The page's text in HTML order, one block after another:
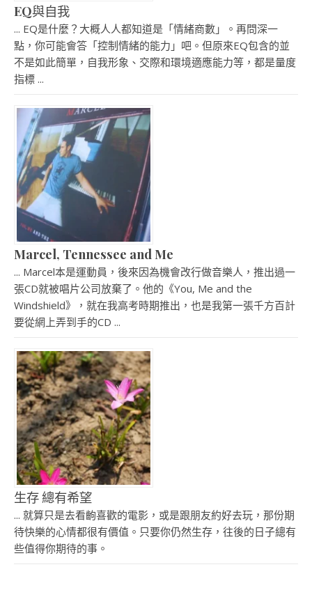
EQ與自我
... EQ是什麼？大概人人都知道是「情緒商數」。再問深一
點，你可能會答「控制情緒的能力」吧。但原來EQ包含的並
不是如此簡單，自我形象、交際和環境適應能力等，都是量度
指標 ...
Marcel, Tennessee and Me
... Marcel本是運動員，後來因為機會改行做音樂人，推出過一
張CD就被唱片公司放棄了。他的《You, Me and the
Windshield》，就在我高考時期推出，也是我第一張千方百計
要從網上弄到手的CD ...
生存 總有希望
... 就算只是去看齣喜歡的電影，或是跟朋友約好去玩，那份期
待快樂的心情都很有價值。只要你仍然生存，往後的日子總有
些值得你期待的事。